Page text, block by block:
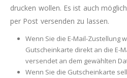
drucken wollen. Es ist auch
per Post versenden zu lassen.
Wenn Sie die E-Mail-Zustellung
Gutscheinkarte direkt an die E-
versendet an dem gewählten
Wenn Sie die Gutscheinkarte